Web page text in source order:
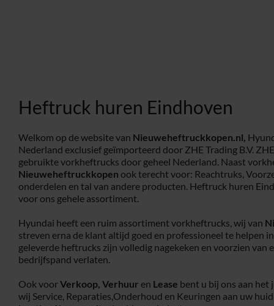
Heftruck huren Eindhoven
Welkom op de website van Nieuweheftruckkopen.nl,
Nederland exclusief geïmporteerd door ZHE Trading B.V.
gebruikte vorkheftrucks door geheel Nederland. Naast
Nieuweheftruckkopen ook terecht voor: Reachtruks,
onderdelen en tal van andere producten. Heftruck huren
voor ons gehele assortiment.
Hyundai heeft een ruim assortiment vorkheftrucks, wij van
streven erna de klant altijd goed en professioneel te helpen
geleverde heftrucks zijn volledig nagekeken en voorzien van
bedrijfspand verlaten.
Ook voorVerkoop, Verhuur en Lease bent u bij ons aan het
wij Service, Reparaties,Onderhoud en Keuringen aan uw